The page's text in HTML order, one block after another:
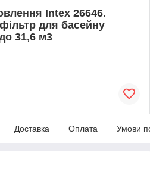
Intex 26646.
для басейну
31,6 м3
Доставка Оплата Умови